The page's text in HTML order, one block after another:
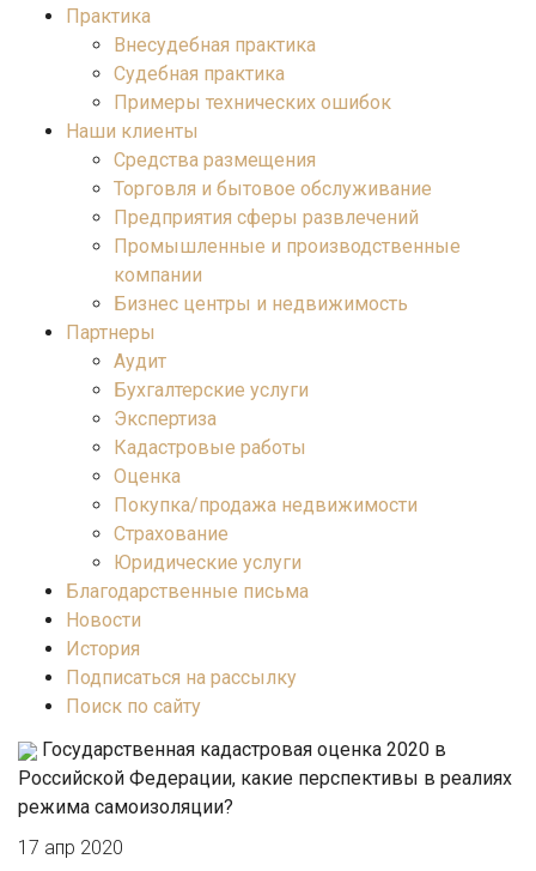
Практика
Внесудебная практика
Судебная практика
Примеры технических ошибок
Наши клиенты
Средства размещения
Торговля и бытовое обслуживание
Предприятия сферы развлечений
Промышленные и производственные
компании
Бизнес центры и недвижимость
Партнеры
Аудит
Бухгалтерские услуги
Экспертиза
Кадастровые работы
Оценка
Покупка/продажа недвижимости
Страхование
Юридические услуги
Благодарственные письма
Новости
История
Подписаться на рассылку
Поиск по сайту
Государственная кадастровая оценка 2020 в
Российской Федерации, какие перспективы в реалиях
режима самоизоляции?
17 апр 2020